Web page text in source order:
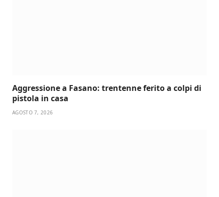
Aggressione a Fasano: trentenne ferito a colpi di
pistola in casa
AGOSTO 7, 2026